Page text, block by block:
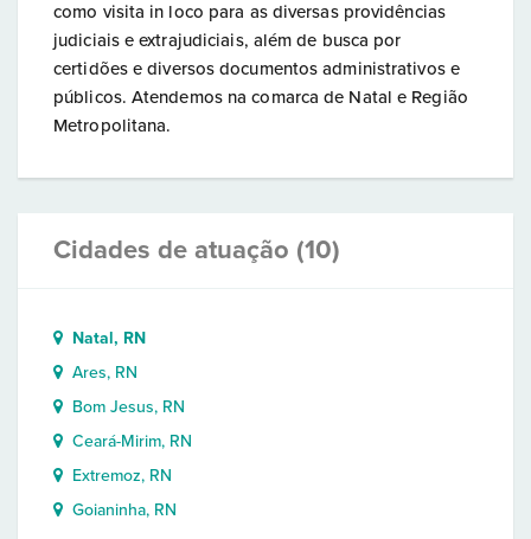
como visita in loco para as diversas providências
judiciais e extrajudiciais, além de busca por
certidões e diversos documentos administrativos e
públicos. Atendemos na comarca de Natal e Região
Metropolitana.
Cidades de atuação (10)
Natal, RN
Ares, RN
Bom Jesus, RN
Ceará-Mirim, RN
Extremoz, RN
Goianinha, RN